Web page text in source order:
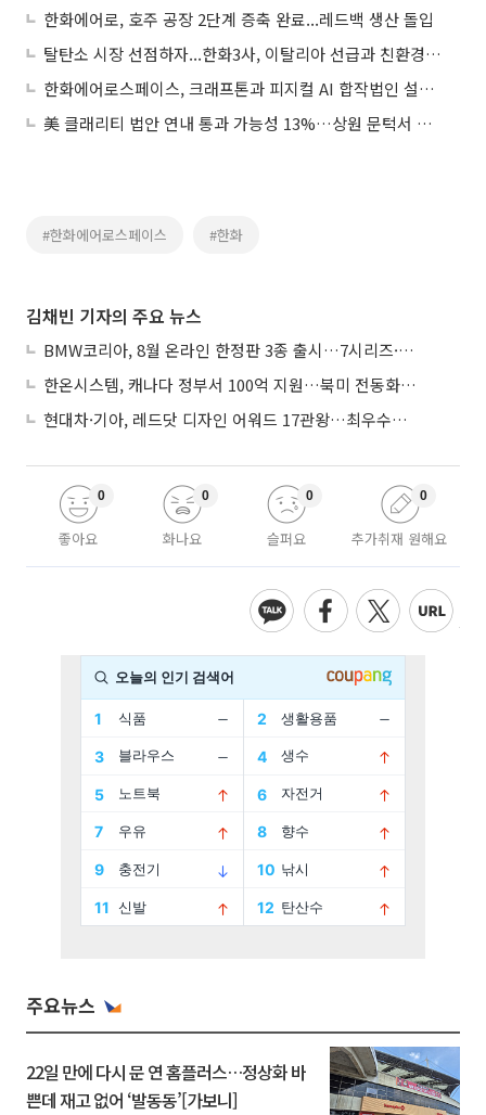
한화에어로, 호주 공장 2단계 증축 완료...레드백 생산 돌입
탈탄소 시장 선점하자...한화3사, 이탈리아 선급과 친환경 선박 개발 MOU 체결
한화에어로스페이스, 크래프톤과 피지컬 AI 합작법인 설립…방산·제조 협력
美 클래리티 법안 연내 통과 가능성 13%…상원 문턱서 제동
#한화에어로스페이스 #한화
김채빈 기자의 주요 뉴스
BMW코리아, 8월 온라인 한정판 3종 출시…7시리즈·X7·M340i 투어링
한온시스템, 캐나다 정부서 100억 지원…북미 전동화 시장 가속
현대차·기아, 레드닷 디자인 어워드 17관왕…최우수상 2개 수상
좋아요
0
화나요
0
슬퍼요
0
추가취재 원해요
0
주요뉴스
22일 만에 다시 문 연 홈플러스…정상화 바
쁜데 재고 없어 ‘발동동’[가보니]